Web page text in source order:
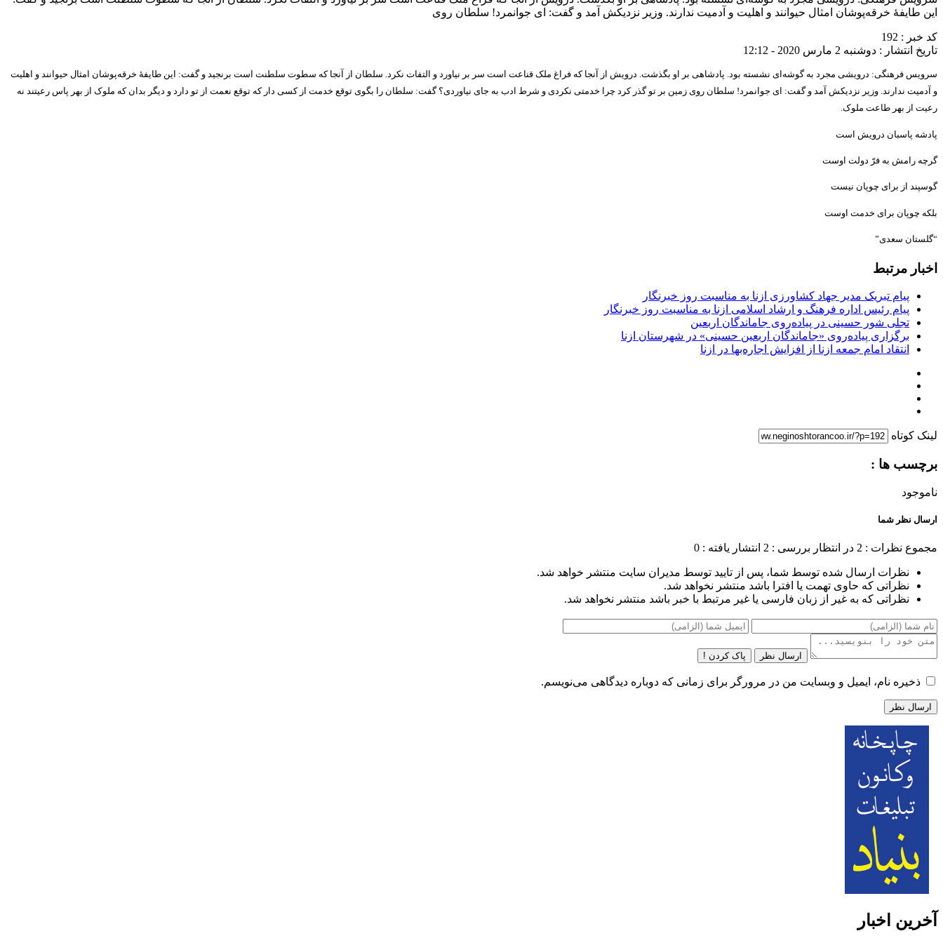
این طایفهٔ خرقه‌پوشان امثال حیوانند و اهلیت و آدمیت ندارند. وزیر نزدیکش آمد و گفت: ای جوانمرد! سلطان روی
کد خبر : 192
تاریخ انتشار : دوشنبه 2 مارس 2020 - 12:12
سرویس فرهنگی: درویشی مجرد به گوشه‌ای نشسته بود. پادشاهی بر او بگذشت. درویش از آنجا که فراغ ملک قناعت است سر بر نیاورد و التفات نکرد. سلطان از آنجا که سطوت سلطنت است برنجید و گفت: این طایفهٔ خرقه‌پوشان امثال حیوانند و اهلیت
و آدمیت ندارند. وزیر نزدیکش آمد و گفت: ای جوانمرد! سلطان روی زمین بر تو گذر کرد چرا خدمتی نکردی و شرط ادب به جای نیاوردی؟ گفت: سلطان را بگوی توقع خدمت از کسی دار که توقع نعمت از تو دارد و دیگر بدان که ملوک از بهر پاس رعیتند نه
رعیت از بهر طاعت ملوک.
پادشه پاسبان درویش است
گرچه رامش به فرّ دولت اوست
گوسپند از برای چوپان نیست
بلکه چوپان برای خدمت اوست
“گلستان سعدی”
اخبار مرتبط
پیام تبریک مدیر جهاد کشاورزی ازنا به مناسبت روز خبرنگار
پیام رئیس اداره فرهنگ و ارشاد اسلامی ازنا به مناسبت روز خبرنگار
تجلی شور حسینی در پیاده‌روی جاماندگان اربعین
برگزاری پیاده‌روی «جاماندگان اربعین حسینی» در شهرستان ازنا
انتقاد امام جمعه ازنا از افزایش اجاره‌بها در ازنا
لینک کوتاه
برچسب ها :
ناموجود
ارسال نظر شما
مجموع نظرات : 2 در انتظار بررسی : 2 انتشار یافته : 0
نظرات ارسال شده توسط شما، پس از تایید توسط مدیران سایت منتشر خواهد شد.
نظراتی که حاوی تهمت یا افترا باشد منتشر نخواهد شد.
نظراتی که به غیر از زبان فارسی یا غیر مرتبط با خبر باشد منتشر نخواهد شد.
ارسال نظر پاک کردن !
ذخیره نام، ایمیل و وبسایت من در مرورگر برای زمانی که دوباره دیدگاهی می‌نویسم.
آخرین اخبار